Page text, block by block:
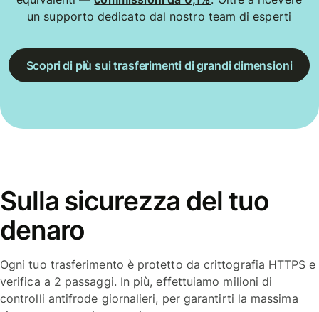
un supporto dedicato dal nostro team di esperti
Scopri di più sui trasferimenti di grandi dimensioni
Sulla sicurezza del tuo
denaro
Ogni tuo trasferimento è protetto da crittografia HTTPS e
verifica a 2 passaggi. In più, effettuiamo milioni di
controlli antifrode giornalieri, per garantirti la massima